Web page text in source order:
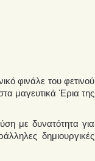
φινάλε του φετινού
μαγευτικά Έρια της
με δυνατότητα για
δημιουργικές